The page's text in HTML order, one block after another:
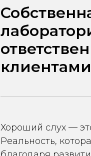
клиентами
Хороший слух —
Реальность,